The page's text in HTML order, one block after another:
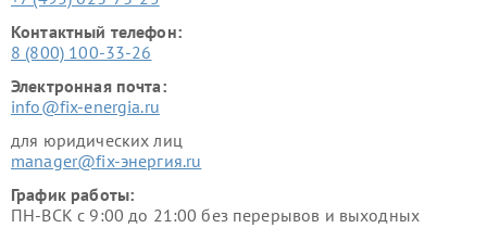
Контактный телефон:
8 (800) 100-33-26
Электронная почта:
info@fix-energia.ru
для юридических лиц
manager@fix-энергия.ru
График работы:
ПН-ВСК с 9:00 до 21:00 без перерывов и выходных